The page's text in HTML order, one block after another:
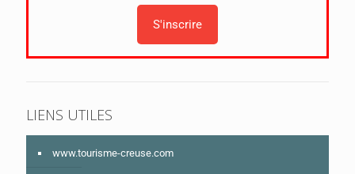
LIENS UTILES
www.tourisme-creuse.com